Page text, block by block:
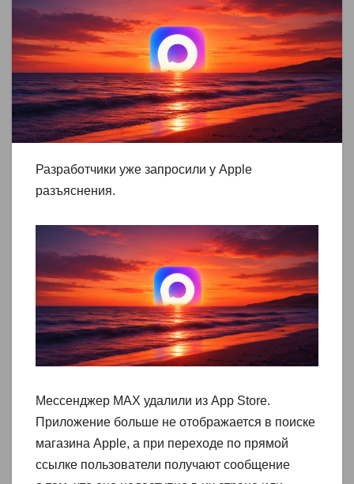
Разработчики уже запросили у Apple
разъяснения.
Мессенджер MAX удалили из App Store.
Приложение больше не отображается в поиске
магазина Apple, а при переходе по прямой
ссылке пользователи получают сообщение